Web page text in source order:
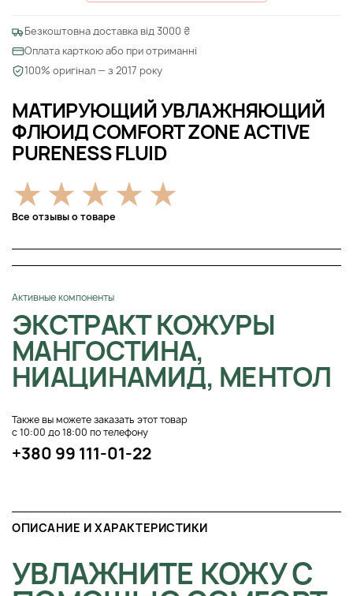
МАТИРУЮЩИЙ УВЛАЖНЯЮЩИЙ
ФЛЮИД COMFORT ZONE ACTIVE
PURENESS FLUID
Все отзывы о товаре
Активные компоненты
ЭКСТРАКТ КОЖУРЫ
МАНГОСТИНА,
НИАЦИНАМИД, МЕНТОЛ
Также вы можете заказать этот товар
с 10:00 до 18:00 по телефону
+380 99 111-01-22
Безкоштовна доставка від 3000 ₴
Оплата карткою або при отриманні
100% оригінал — з 2017 року
ОПИСАНИЕ И ХАРАКТЕРИСТИКИ
УВЛАЖНИТЕ КОЖУ С